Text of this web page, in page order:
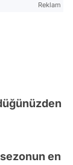
Reklam
en